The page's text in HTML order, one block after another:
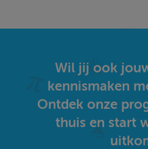
Wil jij ook
kennismaken
Ontdek onze
thuis en start